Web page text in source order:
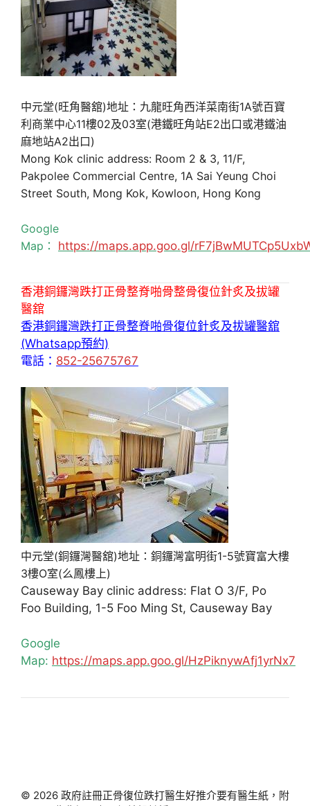
中元堂(旺角醫舘)地址：九龍旺角西洋菜南街1A號百寶
利商業中心11樓02及03室(港鐵旺角站E2出口或港鐵油
麻地站A2出口)
Mong Kok clinic address: Room 2 & 3, 11/F,
Pakpolee Commercial Centre, 1A Sai Yeung Choi
Street South, Mong Kok, Kowloon, Hong Kong
Google
Map： https://maps.app.goo.gl/
香港銅鑼灣跌打正骨整脊啪骨整骨復位針炙及拔罐
醫舘
香港銅鑼灣跌打正骨整脊啪骨復位針炙及拔罐醫舘
(Whatsapp預約)
電話： 852-25675767
中元堂(銅鑼灣醫舘)地址：銅鑼灣富明街1-5號寶富大樓
3樓O室(么鳳樓上)
Causeway Bay clinic address: Flat O 3/F, Po
Foo Building, 1-5 Foo Ming St, Causeway Bay
Google
Map: https://maps.app.goo.gl/HzPiknywAfj1yrNx7
© 2026 政府註冊正骨復位跌打醫生好推介要有醫生紙，附